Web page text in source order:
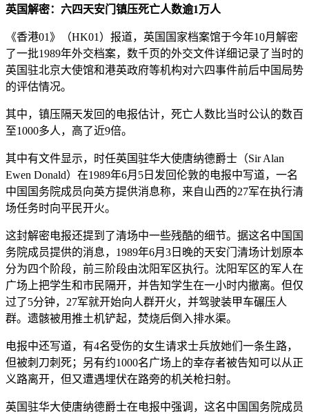
英国解密：六四天安门镇压死亡人数逾1万人
《香港01》（HK01）报道，英国国家档案馆于今年10月解密
了一批1989年外交档案，数千页的外交文件详细记录了当时的
英国驻北京大使馆和港英政府等机构对六四事件前后中国局势
的评估情况。
其中，镇压隔天发回的电报估计，死亡人数比当时公认的数百
至1000多人，高了近9倍。
其中有文件显示，时任英国驻华大使唐纳德爵士（Sir Alan
Ewen Donald）在1989年6月5日发回伦敦的电报中写道，一名
中国国务院成员向英方提供消息称，来自山西的27军在执行清
场任务时向平民开火。
这封解密电报还提到了清场中一些残酷的细节。据这名中国国
务院成员提供的消息，1989年6月3日晚的天安门清场计划原本
分为四个阶段，前三阶段由沈阳军区执行。沈阳军区的军人在
广场上把学生和市民隔开，并告知学生在一小时内撤离。但仅
过了5分钟，27军就开始向人群开火，并驾驶装甲车碾压人
群。遗骸被用推土机铲起，焚烧后倒入排水渠。
电报中还写道，有4名受伤的女生请求士兵放她们一条生路，
但被刺刀刺死；另有约1000名广场上的幸存者被告知可以从正
义路离开，但又遭遇埋伏在路旁的机关枪扫射。
英国驻华大使唐纳德爵士在电报中强调，这名中国国务院成员